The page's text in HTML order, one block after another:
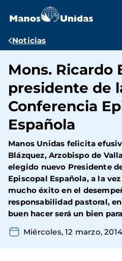
contenido
Ruta
navegación
Noticias
Mons. Ricardo
presidente de
Conferencia
Española
Manos Unidas felicita
Blázquez, Arzobispo de
elegido nuevo Presidente
Episcopal Española, a la
mucho éxito en el
responsabilidad pastoral,
buen hacer será un bien
Miércoles, 12 marzo, 2014